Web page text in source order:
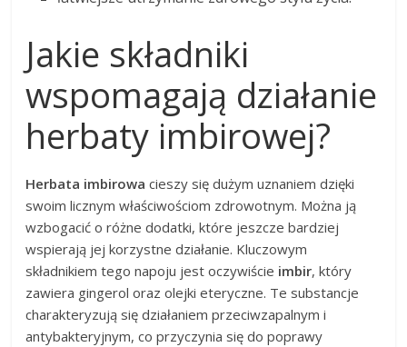
Jakie składniki
wspomagają działanie
herbaty imbirowej?
Herbata imbirowa cieszy się dużym uznaniem dzięki
swoim licznym właściwościom zdrowotnym. Można ją
wzbogacić o różne dodatki, które jeszcze bardziej
wspierają jej korzystne działanie. Kluczowym
składnikiem tego napoju jest oczywiście imbir, który
zawiera gingerol oraz olejki eteryczne. Te substancje
charakteryzują się działaniem przeciwzapalnym i
antybakteryjnym, co przyczynia się do poprawy